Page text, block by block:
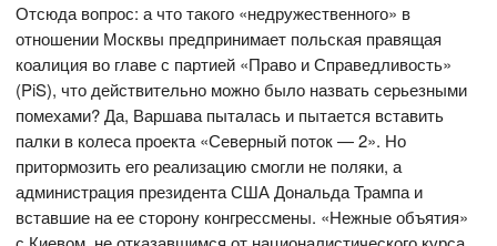
Отсюда вопрос: а что такого «недружественного» в
отношении Москвы предпринимает польская правящая
коалиция во главе с партией «Право и Справедливость»
(PiS), что действительно можно было назвать серьезными
помехами? Да, Варшава пыталась и пытается вставить
палки в колеса проекта «Северный поток — 2». Но
притормозить его реализацию смогли не поляки, а
администрация президента США Дональда Трампа и
вставшие на ее сторону конгрессмены. «Нежные объятия»